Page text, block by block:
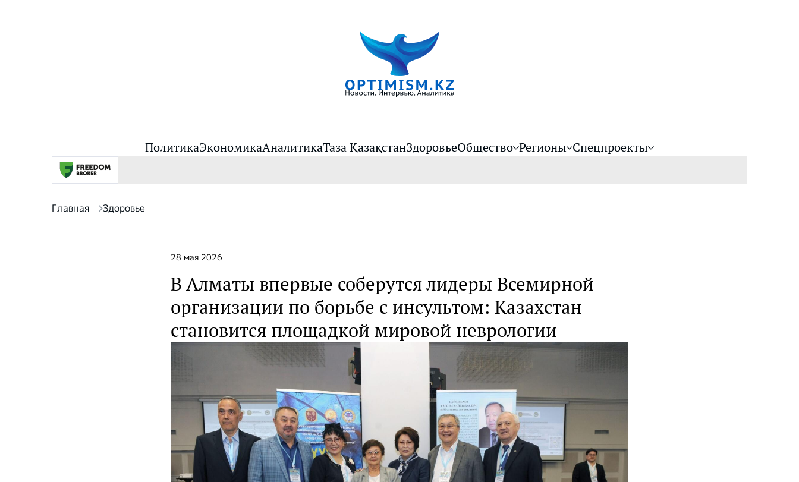
ПолитикаЭкономикаАналитикаТаза ҚазақстанЗдоровьеОбщество Регионы Спецпроекты
Главная Здоровье
28 мая 2026
В Алматы впервые соберутся лидеры Всемирной
организации по борьбе с инсультом: Казахстан
становится площадкой мировой неврологии